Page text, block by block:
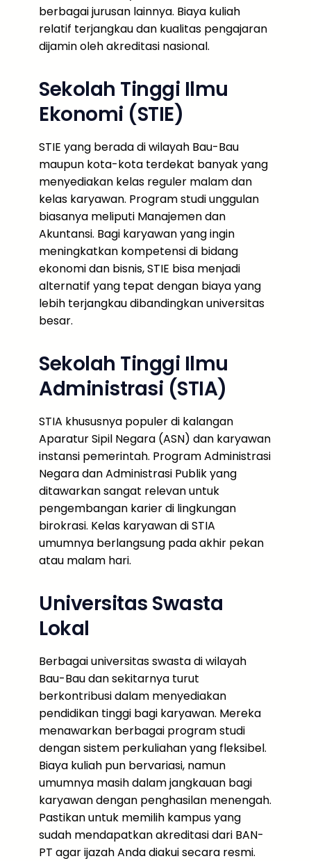
berbagai jurusan lainnya. Biaya kuliah
relatif terjangkau dan kualitas pengajaran
dijamin oleh akreditasi nasional.
Sekolah Tinggi Ilmu
Ekonomi (STIE)
STIE yang berada di wilayah Bau-Bau
maupun kota-kota terdekat banyak yang
menyediakan kelas reguler malam dan
kelas karyawan. Program studi unggulan
biasanya meliputi Manajemen dan
Akuntansi. Bagi karyawan yang ingin
meningkatkan kompetensi di bidang
ekonomi dan bisnis, STIE bisa menjadi
alternatif yang tepat dengan biaya yang
lebih terjangkau dibandingkan universitas
besar.
Sekolah Tinggi Ilmu
Administrasi (STIA)
STIA khususnya populer di kalangan
Aparatur Sipil Negara (ASN) dan karyawan
instansi pemerintah. Program Administrasi
Negara dan Administrasi Publik yang
ditawarkan sangat relevan untuk
pengembangan karier di lingkungan
birokrasi. Kelas karyawan di STIA
umumnya berlangsung pada akhir pekan
atau malam hari.
Universitas Swasta
Lokal
Berbagai universitas swasta di wilayah
Bau-Bau dan sekitarnya turut
berkontribusi dalam menyediakan
pendidikan tinggi bagi karyawan. Mereka
menawarkan berbagai program studi
dengan sistem perkuliahan yang fleksibel.
Biaya kuliah pun bervariasi, namun
umumnya masih dalam jangkauan bagi
karyawan dengan penghasilan menengah.
Pastikan untuk memilih kampus yang
sudah mendapatkan akreditasi dari BAN-
PT agar ijazah Anda diakui secara resmi.